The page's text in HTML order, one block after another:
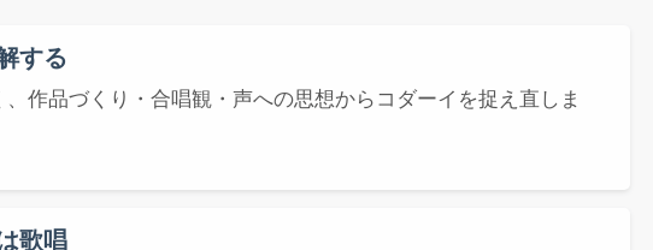
する
、作品づくり・合唱観・声への思想からコダーイを捉え直しま
歌唱